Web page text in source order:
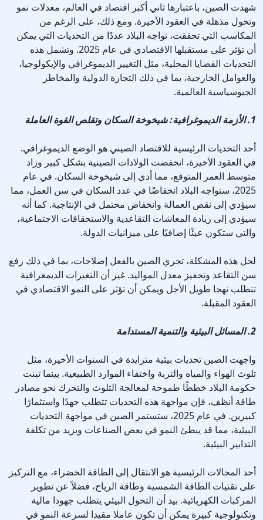
شهدت الصين، باعتبارها ثاني أكبر اقتصاد في العالم، معدلات نمو
وتحول مذهلة في العقود الأخيرة. ومع ذلك، على الرغم من
المكاسب التي تحققت، تواجه البلاد عددًا من التحديات التي يمكن
أن تؤثر على مستقبلها الاقتصادي في عام 2025. وتشمل هذه
التحديات القضايا المحلية، مثل التغيير الديموغرافي والإيكولوجيا،
والعوامل الخارجية، بما في ذلك التجارة الدولية والمخاطر
الجيوسياسية العالمية.
1. الأزمة الديموغرافية: شيخوخة السكان وتقلص القوة العاملة
أحد التحديات الرئيسية للاقتصاد الصيني هو الوضع الديموغرافي.
في العقود الأخيرة، انخفضت الولادات الصينية بشكل كبير وزاد
متوسط العمر المتوقع، مما أدى إلى شيخوخة السكان. في عام
2025، ستواجه البلاد انخفاضًا في عدد السكان في سن العمل، مما
سيؤدي إلى نقص العمالة وانخفاض محتمل في الإنتاجية. كما أنه
سيؤدي إلى زيادة المعاشات التقاعدية والاستحقاقات الاجتماعية،
والتي ستكون عبئًا إضافيًا على ميزانيات الدولة.
لحل هذه المشكلة، تجري الصين بالفعل إصلاحات، بما في ذلك رفع
سن التقاعد وتحفيز معدل المواليد. غير أن التغيرات الديمغرافية
تتطلب نهجا طويل الأجل ويمكن أن تؤثر على النمو الاقتصادي في
العقود المقبلة.
2. المسائل البيئية والتنمية المستدامة
واجهت الصين تحديات بيئية متزايدة في السنوات الأخيرة، مثل
تلوث الهواء والمياه والتربة واختفاء الموارد الطبيعية. بينما تبنت
حكومة البلاد خططًا طموحة لمعالجة التلوث والتحرك نحو مصادر
طاقة أنظف، فإن مواجهة هذه التحديات تتطلب جهدًا واستثمارًا
كبيرين. في عام 2025، ستستمر الصين في مواجهة التحديات
البيئية، مما قد يبطئ النمو في بعض الصناعات ويزيد من تكلفة
التدابير البيئية.
أحد المجالات الرئيسية هو الانتقال إلى الطاقة الخضراء، مع التركيز
على تقنيات الطاقة الشمسية وطاقة الرياح، فضلاً عن تطوير
المركبات الكهربائية. بيد أن التحول البيئي يتطلب جهودا مالية
وتكنولوجية كبيرة يمكن أن تكون عاملا مقيدا لسرعة النمو في